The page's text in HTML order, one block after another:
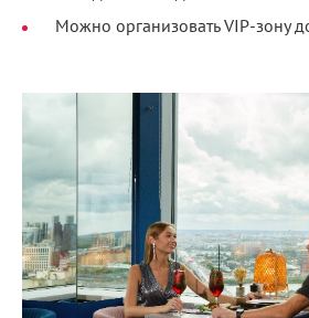
Можно организовать VIP-зону